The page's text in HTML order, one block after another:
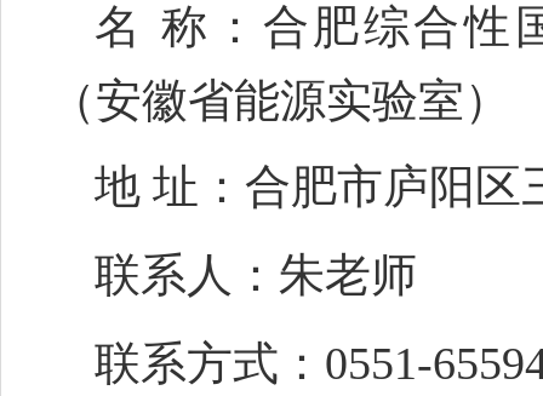
名 称：合肥综合性
（安徽省能源实验室）
地 址： 合肥市庐阳区
联系人：朱老师
联系方式： 0551-